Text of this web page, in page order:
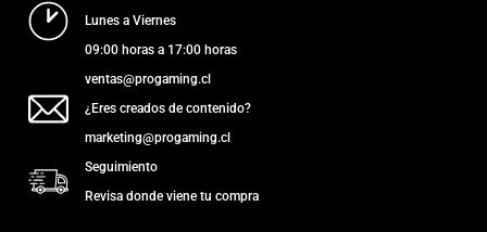
Lunes a Viernes
09:00 horas a 17:00 horas
ventas@progaming.cl
¿Eres creados de contenido?
marketing@progaming.cl
Seguimiento
Revisa donde viene tu compra